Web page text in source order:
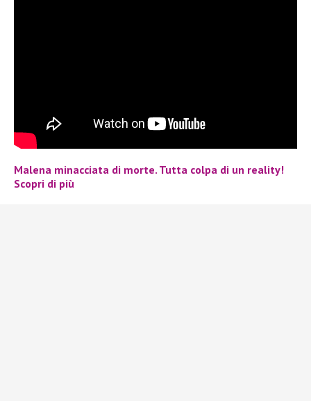
Malena minacciata di morte. Tutta colpa di un reality!
Scopri di più